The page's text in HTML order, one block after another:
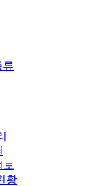
류
황